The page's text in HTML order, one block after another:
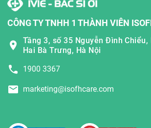
CÔNG TY TNHH 1 THÀNH VIÊN
Tầng 3, số 35 Nguyễn Đình Chiểu,
Hai Bà Trưng, Hà Nội
1900 3367
marketing@isofhcare.com